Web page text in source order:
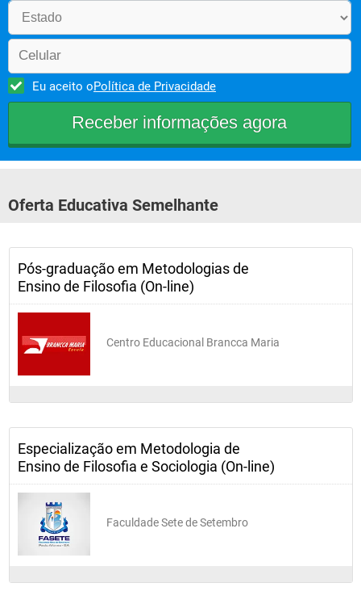
Eu aceito oPolítica de Privacidade
Oferta Educativa Semelhante
Pós-graduação em Metodologias de
Ensino de Filosofia (On-line)
Centro Educacional Brancca Maria
Especialização em Metodologia de
Ensino de Filosofia e Sociologia (On-line)
Faculdade Sete de Setembro